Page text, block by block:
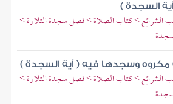
السجدة )
الشرائع > كتاب الصلاة > فصل سجدة التلاوة >
مكروه وسجدها فيه ( آية السجدة )
الشرائع > كتاب الصلاة > فصل سجدة التلاوة >